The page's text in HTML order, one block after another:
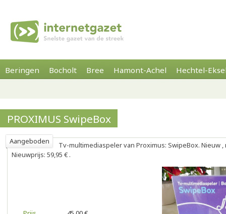
Beringen Bocholt Bree Hamont-Achel Hechtel-
PROXIMUS SwipeBox
Aangeboden
Tv-multimediaspeler van Proximus: SwipeBox. Nieuw
Nieuwprijs: 59,95 € .